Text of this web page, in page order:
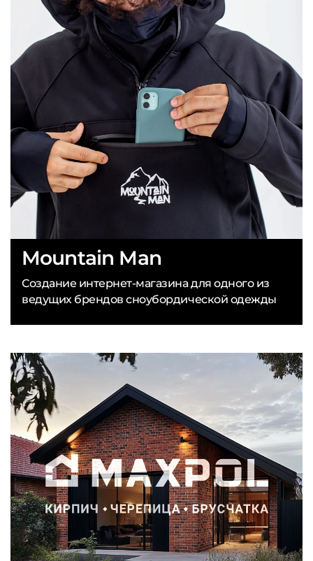
Mountain Man
Создание интернет-магазина для одного из
ведущих брендов сноубордической одежды